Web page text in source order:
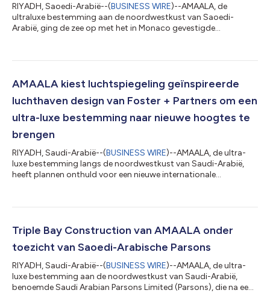
RIYADH, Saoedi-Arabië--(BUSINESS WIRE)--AMAALA, de
ultraluxe bestemming aan de noordwestkust van Saoedi-
Arabië, ging de zee op met het in Monaco gevestigde
AMAALA’s wens om de impact van rivier waterverontreinigende
begrijpen. Deze bekendmaking is officieel geldend in de originele
brontaal. Vertalingen zijn slechts als leeshu...
AMAALA kiest luchtspiegeling geïnspireerde
luchthaven design van Foster + Partners om een
ultra-luxe bestemming naar nieuwe hoogtes te
brengen
RIYADH, Saudi-Arabië--(BUSINESS WIRE)--AMAALA, de ultra-
luxe bestemming langs de noordwestkust van Saudi-Arabië,
heeft plannen onthuld voor een nieuwe internationale
en de verkeerstoren is bedacht door het Britse architecten- en
luchthavenmasterplan is ontworpen door Egis, een
internationaal advies- en ingenieursbureau. Het zal...
Triple Bay Construction van AMAALA onder
toezicht van Saoedi-Arabische Parsons
RIYADH, Saudi-Arabië--(BUSINESS WIRE)--AMAALA, de ultra-
luxe bestemming aan de noordwestkust van Saudi-Arabië,
benoemde Saudi Arabian Parsons Limited (Parsons), die na een